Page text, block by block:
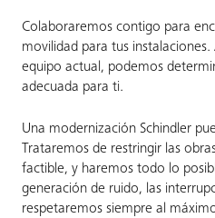
Colaboraremos contigo para
movilidad para tus
equipo actual, podemos
adecuada para ti.
Una modernización Schindler
Trataremos de restringir las
factible, y haremos todo lo
generación de ruido, las
respetaremos siempre al